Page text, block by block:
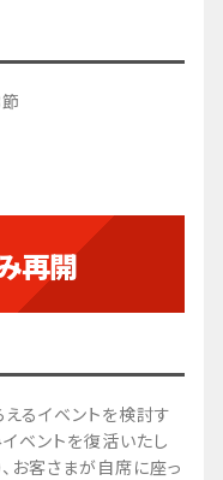
再開
るイベントを検討す
ベントを復活いたし
お客さまが自席に座っ